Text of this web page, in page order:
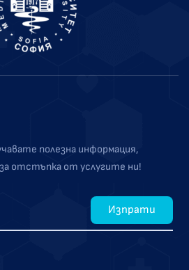
полезна информация,
отстъпка от услугите ни!
Изпрати